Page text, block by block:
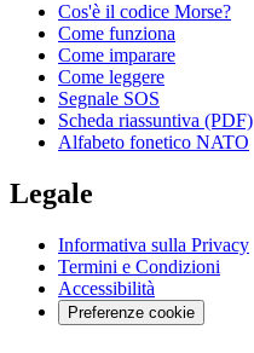
Cos'è il codice Morse?
Come funziona
Come imparare
Come leggere
Segnale SOS
Scheda riassuntiva (PDF)
Alfabeto fonetico NATO
Legale
Informativa sulla Privacy
Termini e Condizioni
Accessibilità
Preferenze cookie